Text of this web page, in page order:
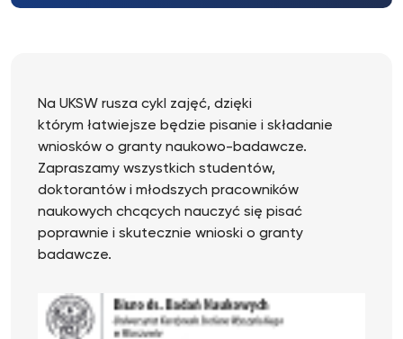
Na UKSW rusza cykl zajęć, dzięki
którym łatwiejsze będzie pisanie i składanie
wniosków o granty naukowo-badawcze.
Zapraszamy wszystkich studentów,
doktorantów i młodszych pracowników
naukowych chcących nauczyć się pisać
poprawnie i skutecznie wnioski o granty
badawcze.